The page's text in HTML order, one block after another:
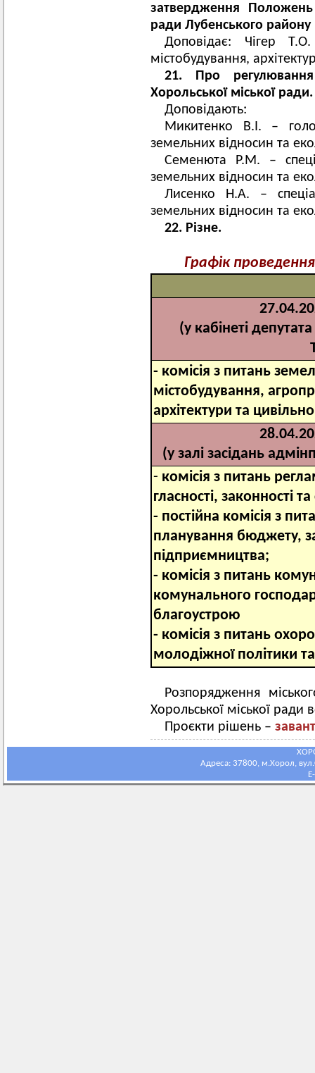
затвердження Положень
ради Лубенського району
Доповідає: Чігер
містобудування,
21. Про
Хорольської міської ради.
Доповідають:
Микитенко В.І. –
земельних відносин та
Семенюта Р.М. –
земельних відносин та
Лисенко Н.А. –
земельних відносин та
22. Різне.
Графік
(у кабінеті
- комісія з питань
містобудування,
архітектури та
(у залі засідань
- комісія з питань
гласності, законності
- постійна комісія з
планування бюджету,
підприємництва;
- комісія з питань
комунального
благоустрою
- комісія з питань
молодіжної політики
Розпорядження
Хорольської міської
Проєкти рішень –
Адреса: 37800, м.Хорол,